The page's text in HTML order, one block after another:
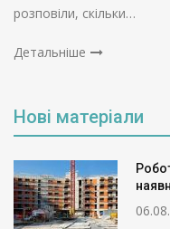
розповіли, скільки…
Детальніше
Нові матеріали